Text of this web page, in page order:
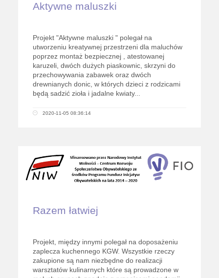
Aktywne maluszki
Projekt "Aktywne maluszki " polegał na
utworzeniu kreatywnej przestrzeni dla maluchów
poprzez montaż bezpiecznej , atestowanej
karuzeli, dwóch dużych piaskownic, skrzyni do
przechowywania zabawek oraz dwóch
drewnianych donic, w których dzieci z rodzicami
będą sadzić zioła i jadalne kwiaty...
2020-11-05 08:36:14
Razem łatwiej
Projekt, między innymi polegał na doposażeniu
zaplecza kuchennego KGW. Wszystkie rzeczy
zakupione są nam niezbędne do realizacji
warsztatów kulinarnych które są prowadzone w